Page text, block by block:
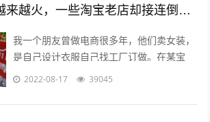
电商电商:电商越来越火，一些淘宝老店却接连倒闭，现在开网店到底有多难赚钱？
我一个朋友曾做电商很多年，他们卖女装，
是自己设计衣服自己找工厂订做。在某宝
上，有一年的双十一，他们的营业额流水快
2022-08-17 39045